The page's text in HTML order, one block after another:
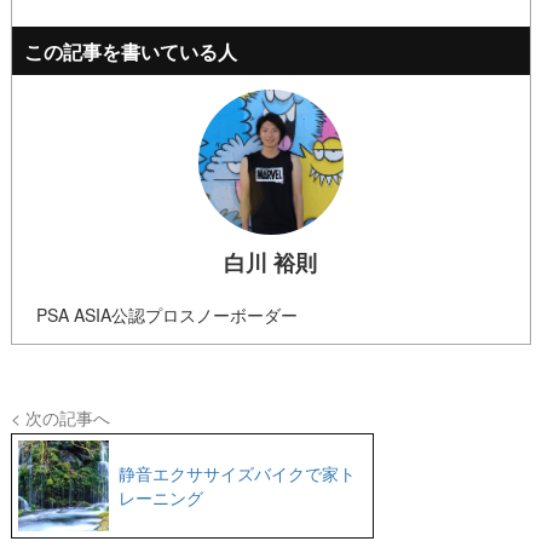
この記事を書いている人
白川 裕則
PSA ASIA公認プロスノーボーダー
< 次の記事へ
静音エクササイズバイクで家ト
レーニング